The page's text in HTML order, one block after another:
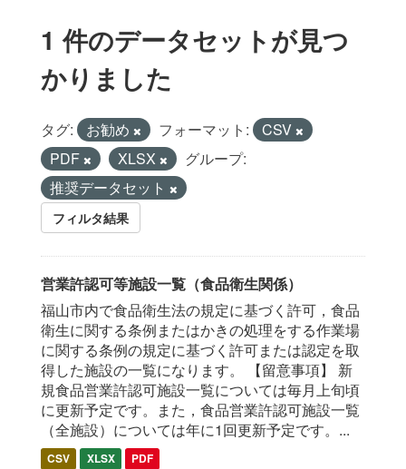
1 件のデータセットが見つ
かりました
タグ: お勧め フォーマット:
CSV
PDF
XLSX
グループ:
推奨データセット
フィルタ結果
営業許認可等施設一覧（食品衛生関係）
福山市内で食品衛生法の規定に基づく許可，食品
衛生に関する条例またはかきの処理をする作業場
に関する条例の規定に基づく許可または認定を取
得した施設の一覧になります。 【留意事項】 新
規食品営業許認可施設一覧については毎月上旬頃
に更新予定です。また，食品営業許認可施設一覧
（全施設）については年に1回更新予定です。...
CSV XLSX PDF